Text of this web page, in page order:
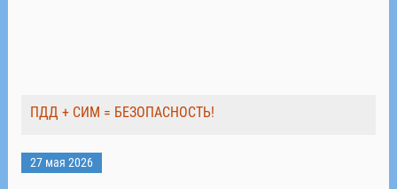
ПДД + СИМ = БЕЗОПАСНОСТЬ!
27 мая 2026